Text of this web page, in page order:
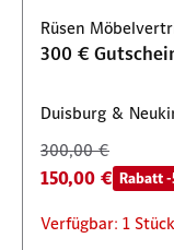
Rüsen
300 €
Duisburg &
300,00 €
150,00 € Rabatt
Verfügbar: 1 Stück